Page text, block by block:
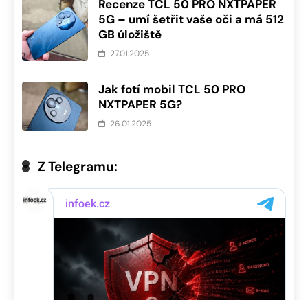
Recenze TCL 50 PRO NXTPAPER
5G – umí šetřit vaše oči a má 512
GB úložiště
27.01.2025
Jak fotí mobil TCL 50 PRO
NXTPAPER 5G?
26.01.2025
Z Telegramu: